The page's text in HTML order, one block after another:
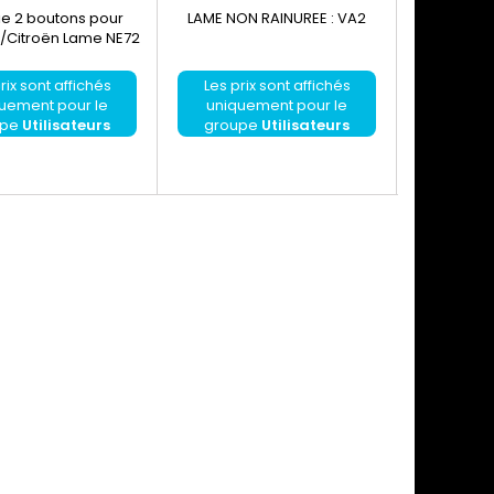
2 boutons pour
Lame NE72
sont affichés
pour le
Utilisateurs
LAME NON RAINUREE : VA2
Les prix sont affichés
uniquement pour le
groupe Utilisateurs